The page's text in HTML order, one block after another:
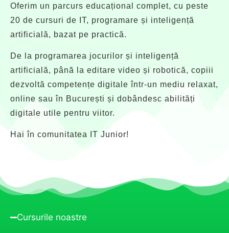
Oferim un parcurs educațional complet, cu peste
20 de cursuri de IT, programare și inteligență
artificială, bazat pe practică.
De la programarea jocurilor și inteligență
artificială, până la editare video și robotică, copiii
dezvoltă competențe digitale într-un mediu relaxat,
online sau în București și dobândesc abilități
digitale utile pentru viitor.
Hai în comunitatea IT Junior!
Cursurile noastre